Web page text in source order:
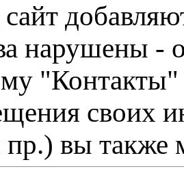
сайт
нарушены -
"Контакты"
своих
пр.) вы также